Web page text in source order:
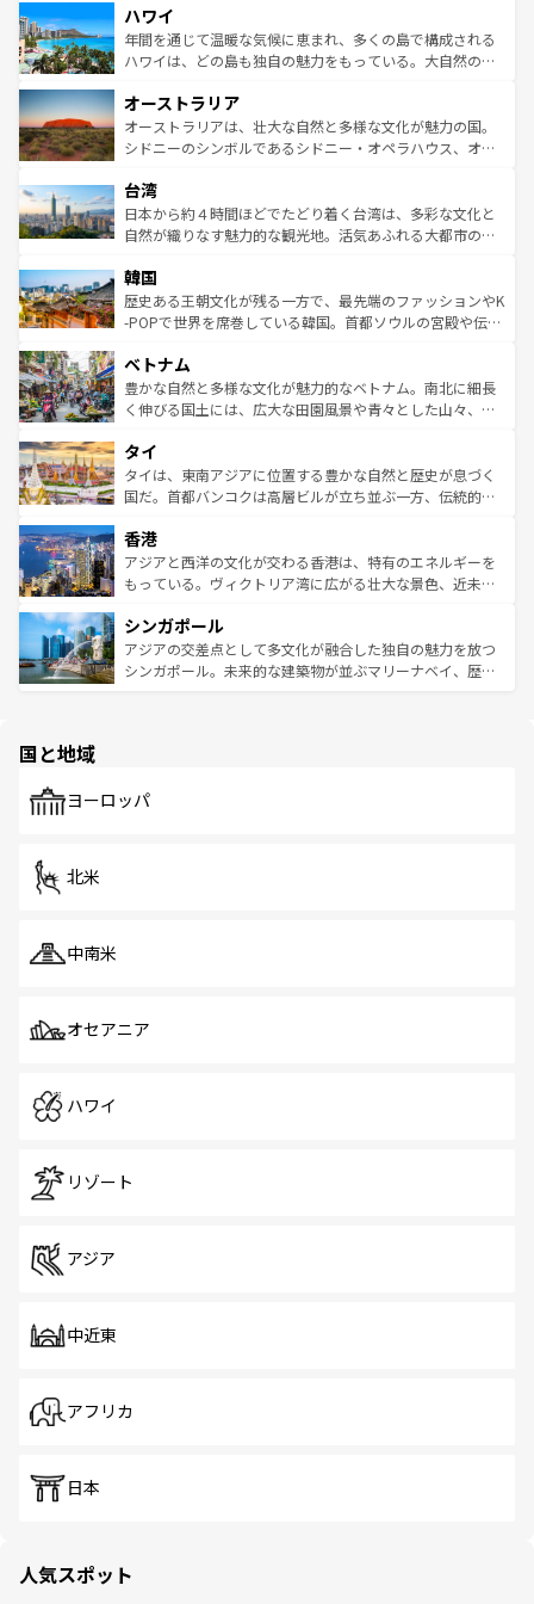
ば市内交通費無料で観光を楽しむこともできる。 なお、新
着のスイス情報はコンテンツ一覧 を参照してほしい。
のような巨大都市は、観光、ショッピング、エンターテイ
ンメントが詰まった刺激的なスポットだ。一方、アメリカ
西部には大自然が広がり、グランドキャニオンやイエロー
部のニューオーリンズでは、音楽と美食が融合した独特の
文化が魅力。旅行者はアメリカの各地域で異なる魅力を楽
しみながら、その多様性と豊かな歴史を感じることができ
ならではの贅沢な旅のスタイルだ。 なお、新着のアメリカ
情報はコンテンツ一覧を参照してほしい。
ハワイ
年間を通じて温暖な気候に恵まれ、多くの島で構成される
ハワイは、どの島も独自の魅力をもっている。大自然の神
ワイ島は見逃せない。また、定番の観光地といえばオアフ
島だが、静かな自然を求めるならマウイ島やカウアイ島が
おすすめ。エメラルドグリーンに輝く海をはじめ、豊かな
れるおもてなしの心で訪れる人々を迎えてくれるハワイの
人々、おいしいローカルフードやハワイアンミュージッ
ク、伝統的なフラダンスなど、すべてがハワイの魅力を彩
ワイを、存分に味わってほしい。 なお、新着のハワイ情報
はコンテンツ一覧を参照してほしい。
オーストラリア
オーストラリアは、壮大な自然と多様な文化が魅力の国。
シドニーのシンボルであるシドニー・オペラハウス、オー
リアリーフや大陸中央部にそびえるウルル（エアーズロッ
ク）、タスマニアの美しい原生林やケアンズの熱帯雨林な
ど、見どころがたくさん。また、カフェやワイン、オージ
いる。アクティビティも充実しており、サーフィンやダイ
ビング、ハイキングなど、アウトドア好きにはたまらな
い。オーストラリアの多彩な魅力を存分に味わいつくそ
参照してほしい。
台湾
日本から約４時間ほどでたどり着く台湾は、多彩な文化と
自然が織りなす魅力的な観光地。活気あふれる大都市の台
ン）、静ひつな山岳地帯である台湾東部など、都市の喧騒
と山間の静けさが共存しており、訪れる人に新しい発見と
驚きをもたらしてくれる。また、奥深い台湾の食文化も魅
容にもいいと評判のスイーツなど、バラエティ豊かな料理
が味わえる。 なお、新着の台湾情報は コンテンツ一覧を参
照してほしい。
韓国
歴史ある王朝文化が残る一方で、最先端のファッションやK
-POPで世界を席巻している韓国。首都ソウルの宮殿や伝統
き、地方に足を延ばせば四季折々の自然美を楽しむことが
できる。そして、キムチや焼肉、絶品のストリートフード
まで、さまざまな韓国料理が待っている。夜には、韓国な
リティに包まれながら、韓国の多彩な魅力を心ゆくまで味
わってみてほしい。 なお、新着の韓国情報はコンテンツ一
覧を参照してほしい。
ベトナム
豊かな自然と多様な文化が魅力的なベトナム。南北に細長
く伸びる国土には、広大な田園風景や青々とした山々、世
急速な発展と共に伝統が息づく。ハノイの古い町並みやホ
ーチミン市のフランス統治時代の建物も、独特の雰囲気を
醸し出している。また、バラエティの豊かさとおいしさで
とつ。フォーやバインミー、ベトナムコーヒーなどは、ぜ
ひ現地で味わいたい。どの地域を訪れてもあたたかい人々
が旅行者を迎えてくれるので、きっと忘れられない旅にな
参照してほしい。
タイ
タイは、東南アジアに位置する豊かな自然と歴史が息づく
国だ。首都バンコクは高層ビルが立ち並ぶ一方、伝統的な
の活気が交差している。北部ではチェンマイなどの山岳地
帯で自然と触れ合い、南部ではプーケットやクラビの美し
いビーチでリゾート気分を楽しむことができる。タイ料理
激する。気候は一年中温暖で、どの季節にも異なる楽しみ
が待っている。親しみやすいタイの人々、仏教を中心とし
た文化、そして多様な観光資源が、訪れる旅人を魅了し続
香港
アジアと西洋の文化が交わる香港は、特有のエネルギーを
もっている。ヴィクトリア湾に広がる壮大な景色、近未来
み、どこを訪れても感動するはず。観光スポットが密集し
ており、効率よく見どころを回れるのも魅力。息をのむよ
うな絶景から文化的な体験まで、香港を存分に楽しみ尽く
シンガポール
アジアの交差点として多文化が融合した独自の魅力を放つ
シンガポール。未来的な建築物が並ぶマリーナベイ、歴史
で、ホーカーズは地元の風情を楽しめる外せないスポット
国と地域
ヨーロッパ
北米
中南米
オセアニア
ハワイ
リゾート
アジア
中近東
アフリカ
日本
人気スポット